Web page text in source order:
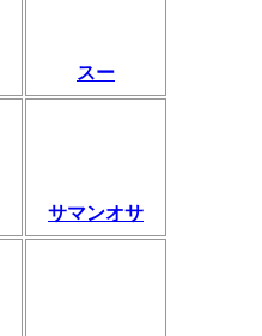
スー
サマンオサ